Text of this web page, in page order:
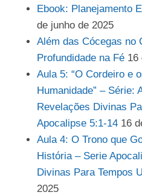
Ebook: Planejamento
de junho de 2025
Além das Cócegas no
Profundidade na Fé 16
Aula 5: “O Cordeiro e
Humanidade” – Série:
Revelações Divinas
Apocalipse 5:1-14 16
Aula 4: O Trono que
História – Serie
Divinas Para Tempos
2025